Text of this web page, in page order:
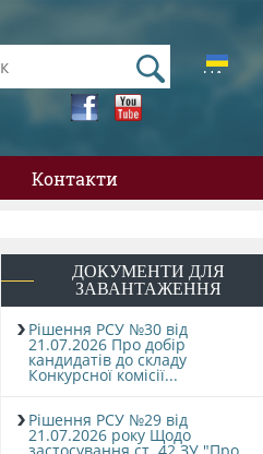
UA
Контакти
ДОКУМЕНТИ ДЛЯ
ЗАВАНТАЖЕННЯ
Рішення РСУ №30 від
21.07.2026 Про добір
кандидатів до складу
Конкурсної комісії...
Рішення РСУ №29 від
21.07.2026 року Щодо